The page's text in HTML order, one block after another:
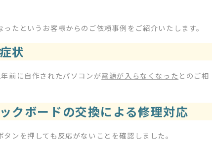
たというお客様からのご依頼事例をご紹介いたします。
状
前に自作されたパソコンが電源が入らなくなった とのご相
クボードの交換による修理対応
ンを押しても反応がないことを確認しました。